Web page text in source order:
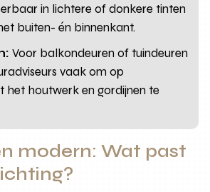
in lichtere of donkere tinten
buiten- én binnenkant.
Voor balkondeuren of tuindeuren
vaak om op
het houtwerk en gordijnen te
modern: Wat past